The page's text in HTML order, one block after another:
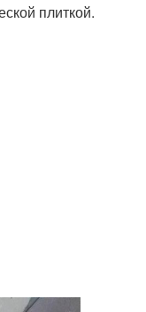
плиткой.